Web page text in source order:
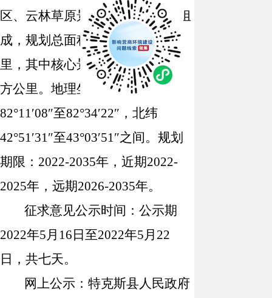
区、 云林草原景区和待开发区域
组
成， 规划 总面积为461.8平方公
里 ，其中核心景区面积为394.4平
方公里。 地理坐标介于东经
82°11′08″至82°34′22″，北纬
42°51′31″至43°03′51″之间。 规划
期限： 2022-2035年，近期2022-
2025年，远期2026-2035年。
征求意见公示时间：公示期
2022年5月 16 日至2022年5月 22
日，共七天。
网上公示：特克斯县人民政府